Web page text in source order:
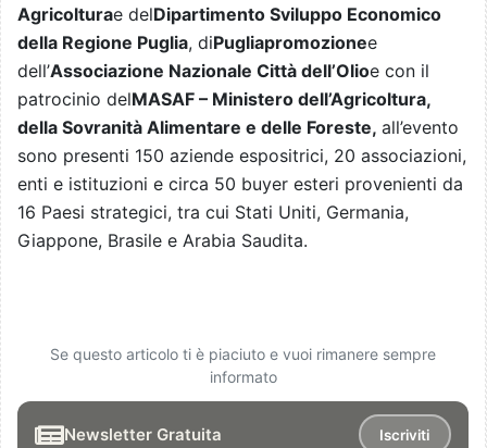
Agricolturae delDipartimento Sviluppo Economico
della Regione Puglia, diPugliapromozionee
dell’Associazione Nazionale Città dell’Olioe con il
patrocinio delMASAF – Ministero dell’Agricoltura,
della Sovranità Alimentare e delle Foreste, all’evento
sono presenti 150 aziende espositrici, 20 associazioni,
enti e istituzioni e circa 50 buyer esteri provenienti da
16 Paesi strategici, tra cui Stati Uniti, Germania,
Giappone, Brasile e Arabia Saudita.
Se questo articolo ti è piaciuto e vuoi rimanere sempre
informato
Newsletter Gratuita Iscriviti